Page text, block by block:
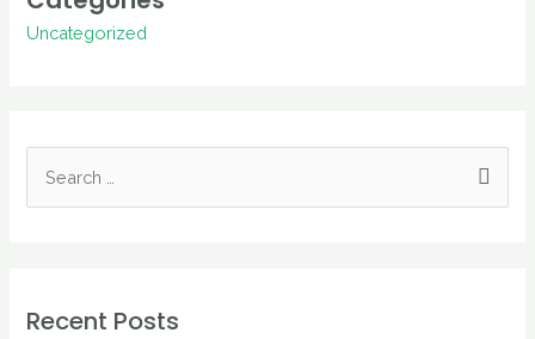
Uncategorized
c
Recent Posts